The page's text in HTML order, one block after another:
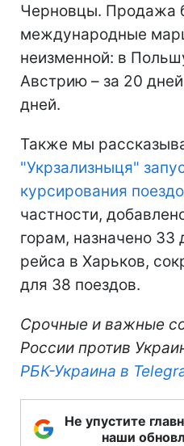
Черновцы. Продажа
международные
неизменной: в
Австрию – за 20
дней.
Также мы
"Укрзализныця"
курсирования
частности,
горам, назначено 33
рейса в Харьков,
для 38 поездов.
Срочные и важные
России против
РБК-Украина в
Не упустите
наши